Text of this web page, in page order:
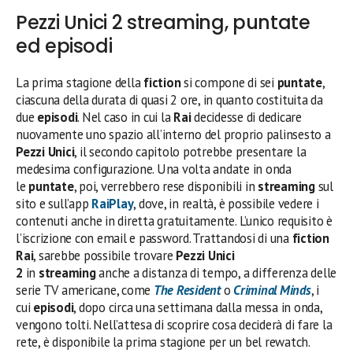
Pezzi Unici 2 streaming, puntate
ed episodi
La prima stagione dellafictionsi compone di sei puntate,
ciascuna della durata di quasi 2 ore, in quanto costituita da
due episodi. Nel caso in cui laRaidecidesse di dedicare
nuovamente uno spazio all’interno del proprio palinsesto a
Pezzi Unici, il secondo capitolo potrebbe presentare la
medesima configurazione. Una volta andate in onda
le puntate, poi, verrebbero rese disponibili in streamingsul
sito e sull’app RaiPlay, dove, in realtà, è possibile vedere i
contenuti anche in diretta gratuitamente. L’unico requisito è
l’iscrizione con email e password. Trattandosi di una fiction
Rai, sarebbe possibile trovare Pezzi Unici
2 in streaminganche a distanza di tempo, a differenza delle
serie TV americane, come The Residento Criminal Minds, i
cui episodi, dopo circa una settimana dalla messa in onda,
vengono tolti. Nell’attesa di scoprire cosa deciderà di fare la
rete, è disponibile la prima stagione per un bel rewatch.